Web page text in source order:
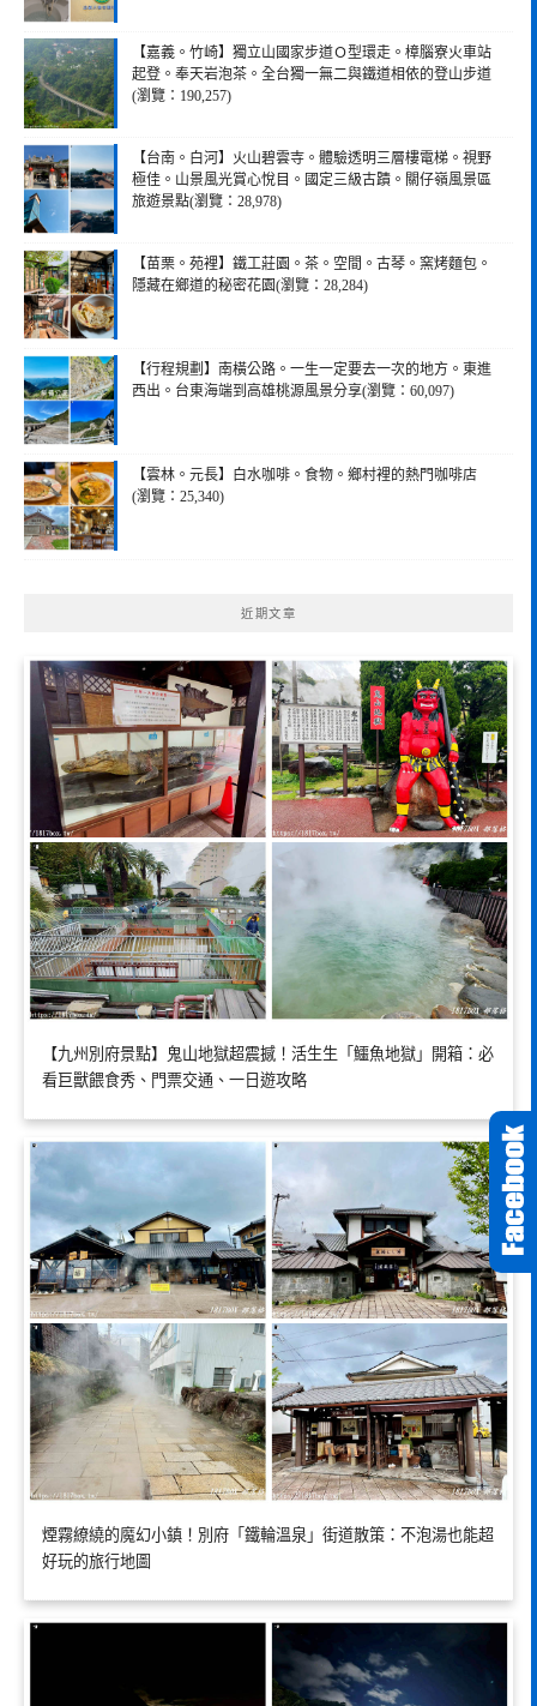
【嘉義。竹崎】獨立山國家步道Ｏ型環走。樟腦寮火車站
起登。奉天岩泡茶。全台獨一無二與鐵道相依的登山步道
(瀏覽：190,257)
【台南。白河】火山碧雲寺。體驗透明三層樓電梯。視野
極佳。山景風光賞心悅目。國定三級古蹟。關仔嶺風景區
旅遊景點(瀏覽：28,978)
【苗栗。苑裡】鐵工莊園。茶。空間。古琴。窯烤麵包。
隱藏在鄉道的秘密花園(瀏覽：28,284)
【行程規劃】南橫公路。一生一定要去一次的地方。東進
西出。台東海端到高雄桃源風景分享(瀏覽：60,097)
【雲林。元長】白水咖啡。食物。鄉村裡的熱門咖啡店
(瀏覽：25,340)
近期文章
【九州別府景點】鬼山地獄超震撼！活生生「鱷魚地獄」開箱：必
看巨獸餵食秀、門票交通、一日遊攻略
煙霧繚繞的魔幻小鎮！別府「鐵輪溫泉」街道散策：不泡湯也能超
好玩的旅行地圖